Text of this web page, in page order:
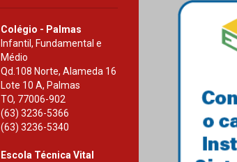
Colégio - Palmas
Infantil, Fundamental e
Médio
Qd.108 Norte, Alameda 16
Lote 10 A, Palmas
TO, 77006-902
(63) 3236-5366
(63) 3236-5340
Escola Técnica Vital